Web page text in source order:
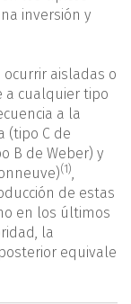
inversión y
aisladas o
a cualquier tipo
a la
(tipo C de
B de Weber) y
(1),
de estas
en los últimos
la
equivale